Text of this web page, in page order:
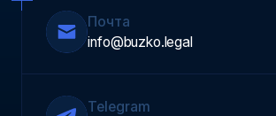
Почта
info@buzko.legal
Telegram